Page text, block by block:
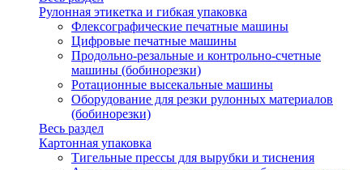
Рулонная этикетка и гибкая упаковка
Флексографические печатные машины
Цифровые печатные машины
Продольно-резальные и контрольно-счетные
машины (бобинорезки)
Ротационные высекальные машины
Оборудование для резки рулонных материалов
(бобинорезки)
Весь раздел
Картонная упаковка
Тигельные прессы для вырубки и тиснения